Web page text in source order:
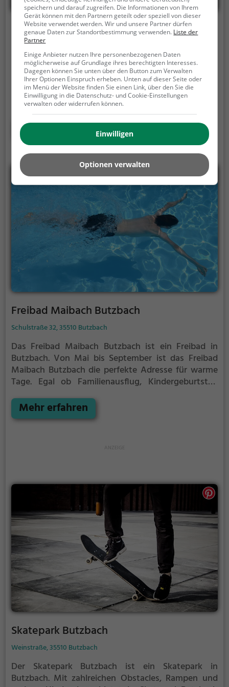
Europabad Wetzlar
Das Europabad Wetzlar ist ein Hallenbad in Wetzlar.
Das Europabad Wetzlar ist die Adresse für alle
Wasserratten, auch an kalten Tagen. Egal ob
Familienausflug, Kindergeburtstag oder ganz
einfach mit Freunden - im Europabad Wetzlar
kommt jeder auf seine Kosten.
Mehr erfahren
Freibad Maibach Butzbach
Schulstraße 32, 35510 Butzbach
Das Freibad Maibach Butzbach ist ein Freibad in
Butzbach. Von Mai bis September ist das Freibad
Maibach Butzbach die perfekte Adresse für warme
Tage. Egal ob Familienausflug, Kindergeburtstag
Maibach Butzbach kommt jeder auf seine Kosten.
Bei gutem Wetter kann die Freibadsaison im Freibad
Mehr erfahren
Skatepark Butzbach
Weinstraße, 35510 Butzbach
Der Skatepark Butzbach ist ein Skatepark in
Butzbach. Mit zahlreichen Obstacles, Rampen und
speichern und darauf zugreifen. Die Informationen von Ihrem
Gerät können mit den Partnern geteilt oder speziell von dieser
Website verwendet werden. Wir und unsere Partner dürfen
genaue Daten zur Standortbestimmung verwenden. Liste der
Partner
Einige Anbieter nutzen Ihre personenbezogenen Daten
möglicherweise auf Grundlage ihres berechtigten Interesses.
Dagegen können Sie unten über den Button zum Verwalten
Ihrer Optionen Einspruch erheben. Unten auf dieser Seite oder
im Menü der Website finden Sie einen Link, über den Sie die
Einwilligung in die Datenschutz- und Cookie-Einstellungen
verwalten oder widerrufen können.
Einwilligen
Optionen verwalten